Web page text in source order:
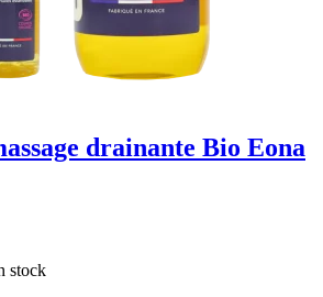
drainante Bio Eona
stock